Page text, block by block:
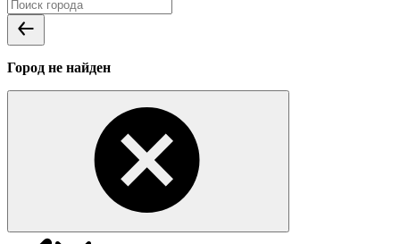
Город не найден